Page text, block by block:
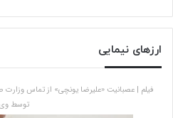
ارزهای نیمایی
فیلم | عصبانیت «علیرضا یونچی» از تماس
توسط